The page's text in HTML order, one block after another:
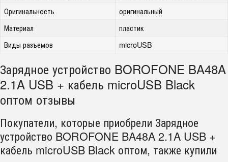
Оригинальность
оригинальный
Материал
пластик
Виды разъемов
microUSB
Зарядное устройство BOROFONE BA48A
2.1A USB + кабель microUSB Black
оптом отзывы
Покупатели, которые приобрели Зарядное
устройство BOROFONE BA48A 2.1A USB +
кабель microUSB Black оптом, также купили